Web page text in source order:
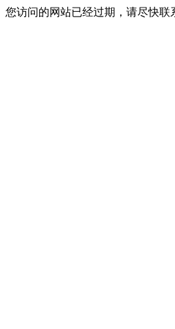
您访问的网站已经过期，请尽快联